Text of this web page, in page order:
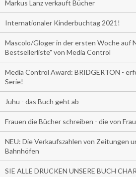
Markus Lanz verkauft Bücher
Internationaler Kinderbuchtag 2021!
Mascolo/Gloger in der ersten Woche auf
Bestsellerliste" von Media Control
Media Control Award: BRIDGERTON -
Serie!
Juhu - das Buch geht ab
Frauen die Bücher schreiben - die von
NEU: Die Verkaufszahlen von Zeitungen
Bahnhöfen
SIE ALLE DRUCKEN UNSERE BUCH